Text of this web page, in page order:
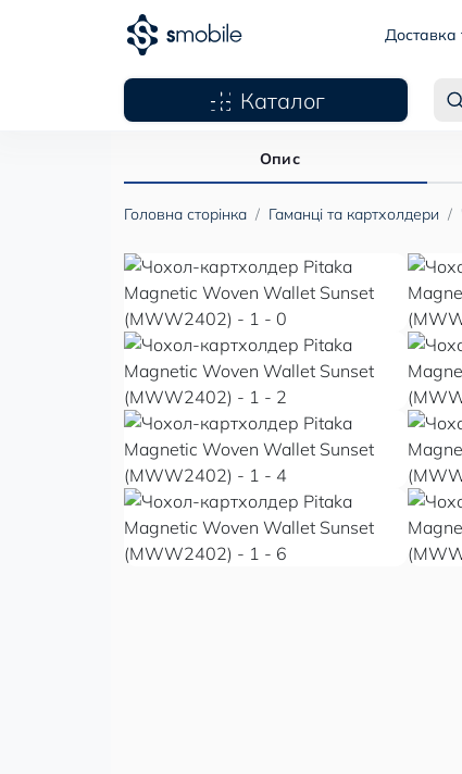
Доставка
Каталог
Головна сторінка Гаманці та картхолдери
Опис